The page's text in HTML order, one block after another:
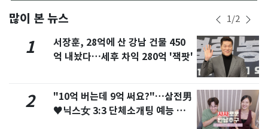
많이 본 뉴스 1/2
1
서장훈, 28억에 산 강남 건물 450
억 내놨다…세후 차익 280억 '잭팟'
2
"10억 버는데 9억 써요?"…삼전男
♥닉스女 3:3 단체소개팅 예능 화